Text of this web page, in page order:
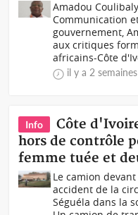
Amadou
Communication
gouvernement,
aux critiques
africains-Côte
il y a 2 semaines
Info
Côte
hors de contrôle
femme tuée et
Le camion
accident de la
Séguéla dans la